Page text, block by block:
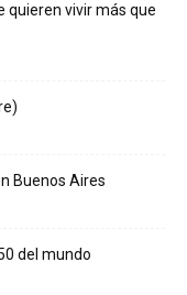
quieren vivir más que
Buenos Aires
del mundo